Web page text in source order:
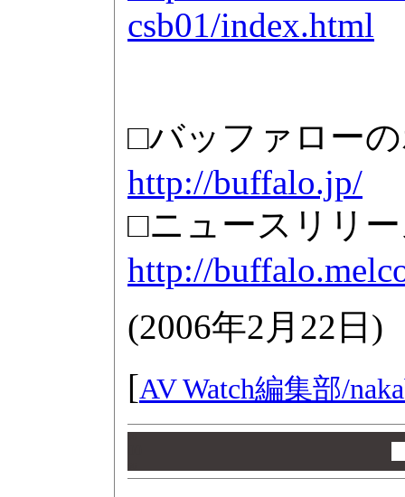
csb01/index.html
□バッファロー
http://buffalo.jp/
□ニュースリリ
http://
(2006年2月22日 )
[AV Watch編集部/